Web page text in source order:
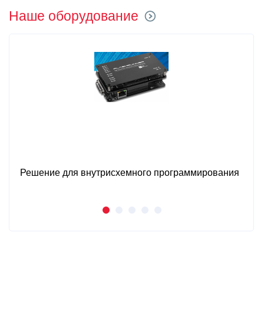
Наше оборудование
Решение для внутрисхемного программирования